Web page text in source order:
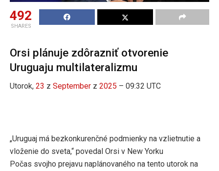
492
SHARES
Orsi plánuje zdôrazniť otvorenie
Uruguaju multilateralizmu
Utorok, 23 z September z 2025 – 09:32 UTC
„Uruguaj má bezkonkurenčné podmienky na vzlietnutie a
vloženie do sveta,“ povedal Orsi v New Yorku
Počas svojho prejavu naplánovaného na tento utorok na